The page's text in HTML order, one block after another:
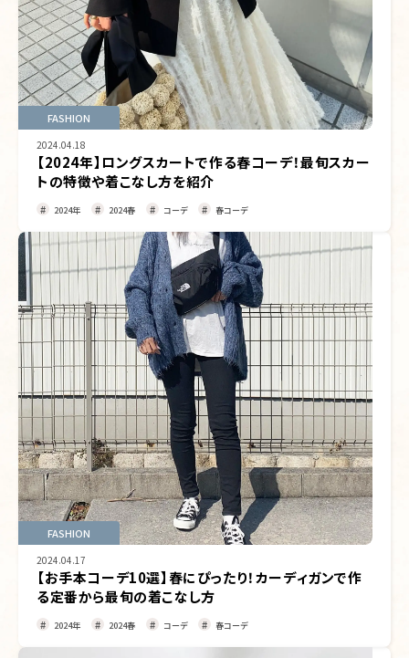
FASHION
2024.04.18
【2024年】ロングスカートで作る春コーデ！最旬スカー
トの特徴や着こなし方を紹介
2024年 2024春 コーデ 春コーデ
FASHION
2024.04.17
【お手本コーデ10選】春にぴったり！カーディガンで作
る定番から最旬の着こなし方
2024年 2024春 コーデ 春コーデ